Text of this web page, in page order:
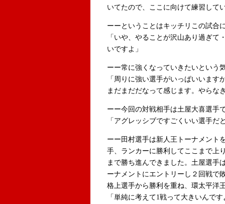
いてたので、ここに向けて練習して
ーーということはキッチリこの試合
「いや、やることが沢山あり過ぎ
いですよ」
ーー常に強くなっていきたいという
「周りに強い選手がいっぱいいま
まだまだだなって感じます。やらな
ーー今回の対戦相手は土屋大喜選手
「アグレッシブですごくいい選手だ
ーー田村選手は新人王トーナメント
手、ランカーに勝利してここまで上
まで勝ち進んできました。土屋選手
ーナメントにエントリーし２回戦で
格上選手から勝利を重ね、環太平洋
「単純に考えて1戦って大きいんで